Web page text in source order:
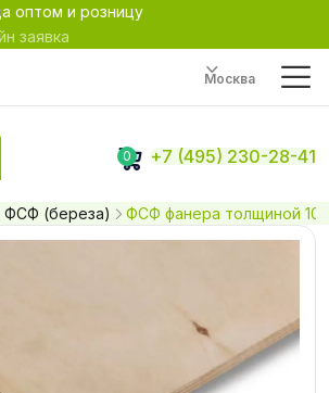
оптом и розницу
заявка
Москва
0 +7 (495) 230-28-41
ФСФ (береза) ФСФ фанера толщиной 10